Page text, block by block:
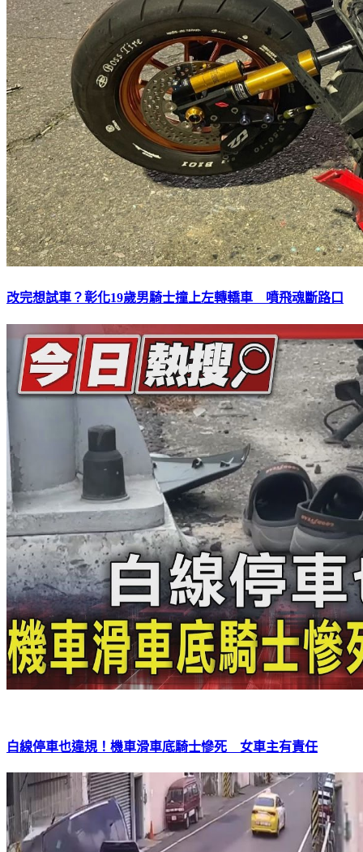
改完想試車？彰化19歲男騎士撞上左轉轎車 噴飛魂斷路口
白線停車也違規！機車滑車底騎士慘死 女車主有責任